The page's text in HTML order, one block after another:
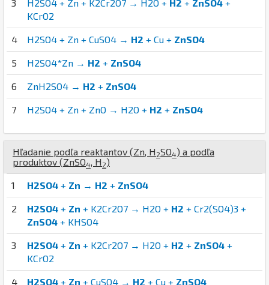
3 H2SO4 + Zn + K2Cr2O7 → H2O + H2 + ZnSO4 +
KCrO2
4 H2SO4 + Zn + CuSO4 → H2 + Cu + ZnSO4
5 H2SO4*Zn → H2 + ZnSO4
6 ZnH2SO4 → H2 + ZnSO4
7 H2SO4 + Zn + ZnO → H2O + H2 + ZnSO4
Hľadanie podľa reaktantov (Zn, H 2SO4) a podľa
produktov (ZnSO4, H 2)
1 H2SO4 + Zn → H2 + ZnSO4
2 H2SO4 + Zn + K2Cr2O7 → H2O + H2 + Cr2(SO4)3 +
ZnSO4 + KHSO4
3 H2SO4 + Zn + K2Cr2O7 → H2O + H2 + ZnSO4 +
KCrO2
4 H2SO4 + Zn + CuSO4 → H2 + Cu + ZnSO4